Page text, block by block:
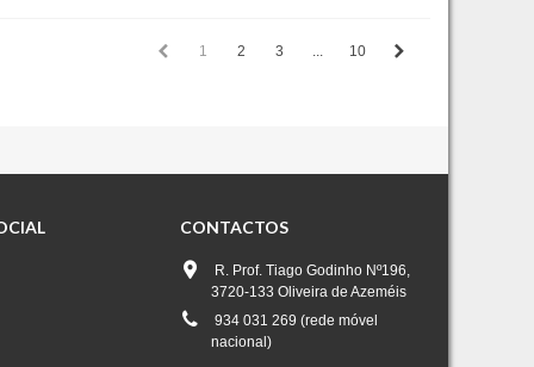
1 2 3 ... 10
CONTACTOS
R. Prof. Tiago Godinho Nº196,
3720-133 Oliveira de Azeméis
934 031 269 (rede móvel
nacional)